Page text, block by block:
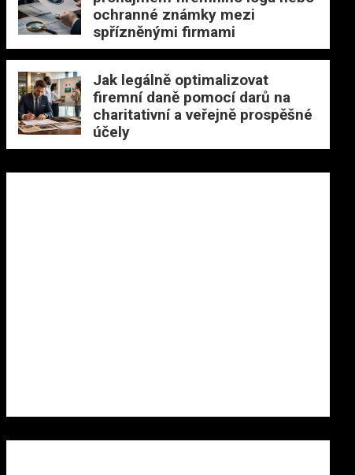
ochranné známky mezi
spřízněnými firmami
Jak legálně optimalizovat
firemní daně pomocí darů na
charitativní a veřejně prospěšné
účely